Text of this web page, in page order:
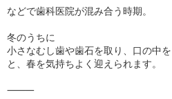
などで歯科医院が混み合う時期。
冬のうちに
小さなむし歯や歯石を取り、口の中
と、春を気持ちよく迎えられます。
⸻